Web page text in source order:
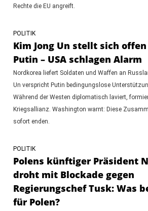
Rechte die EU angreift.
POLITIK
Kim Jong Un stellt sich
Putin – USA schlagen Alarm
Nordkorea liefert Soldaten und Waffen an
Un verspricht Putin bedingungslose
Während der Westen diplomatisch laviert,
Kriegsallianz. Washington warnt: Diese
sofort enden.
POLITIK
Polens künftiger Präsident
droht mit Blockade gegen
Regierungschef Tusk: Was
für Polen?